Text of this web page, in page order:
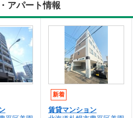
アパート情報
新着
賃貸マンション